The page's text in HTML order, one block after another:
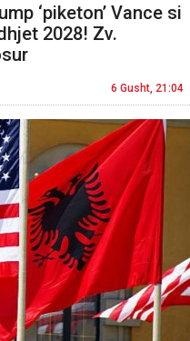
‘piketon’ Vance si
2028! Zv.
6 Gusht, 21:04